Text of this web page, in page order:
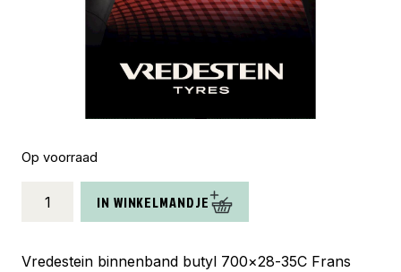
Op voorraad
binnenband
700x28-
IN WINKELMANDJE
Vredestein binnenband butyl 700×28-35C Frans